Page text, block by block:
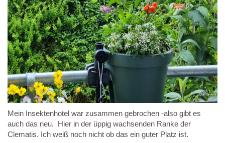
Mein Insektenhotel war zusammen gebrochen -also gibt es
auch das neu. Hier in der üppig wachsenden Ranke der
Clematis. Ich weiß noch nicht ob das ein guter Platz ist.